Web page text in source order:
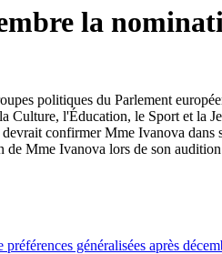
la
politiques du Parlement
l'Éducation, le Sport et la
confirmer Mme Ivanova
de Mme Ivanova lors de son
généralisées après